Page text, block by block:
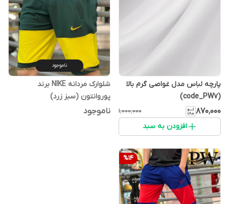
پارچه لباس مدل غواصی گرم بالا
(code_PW7)
۸۷۰٬۰۰۰ ۱٬۰۰۰٬۰۰۰
افزودن به سبد
ناموجود
شلوارک مردانه NIKE برند
پوروانتون (سبز زرد)
ناموجود
%14